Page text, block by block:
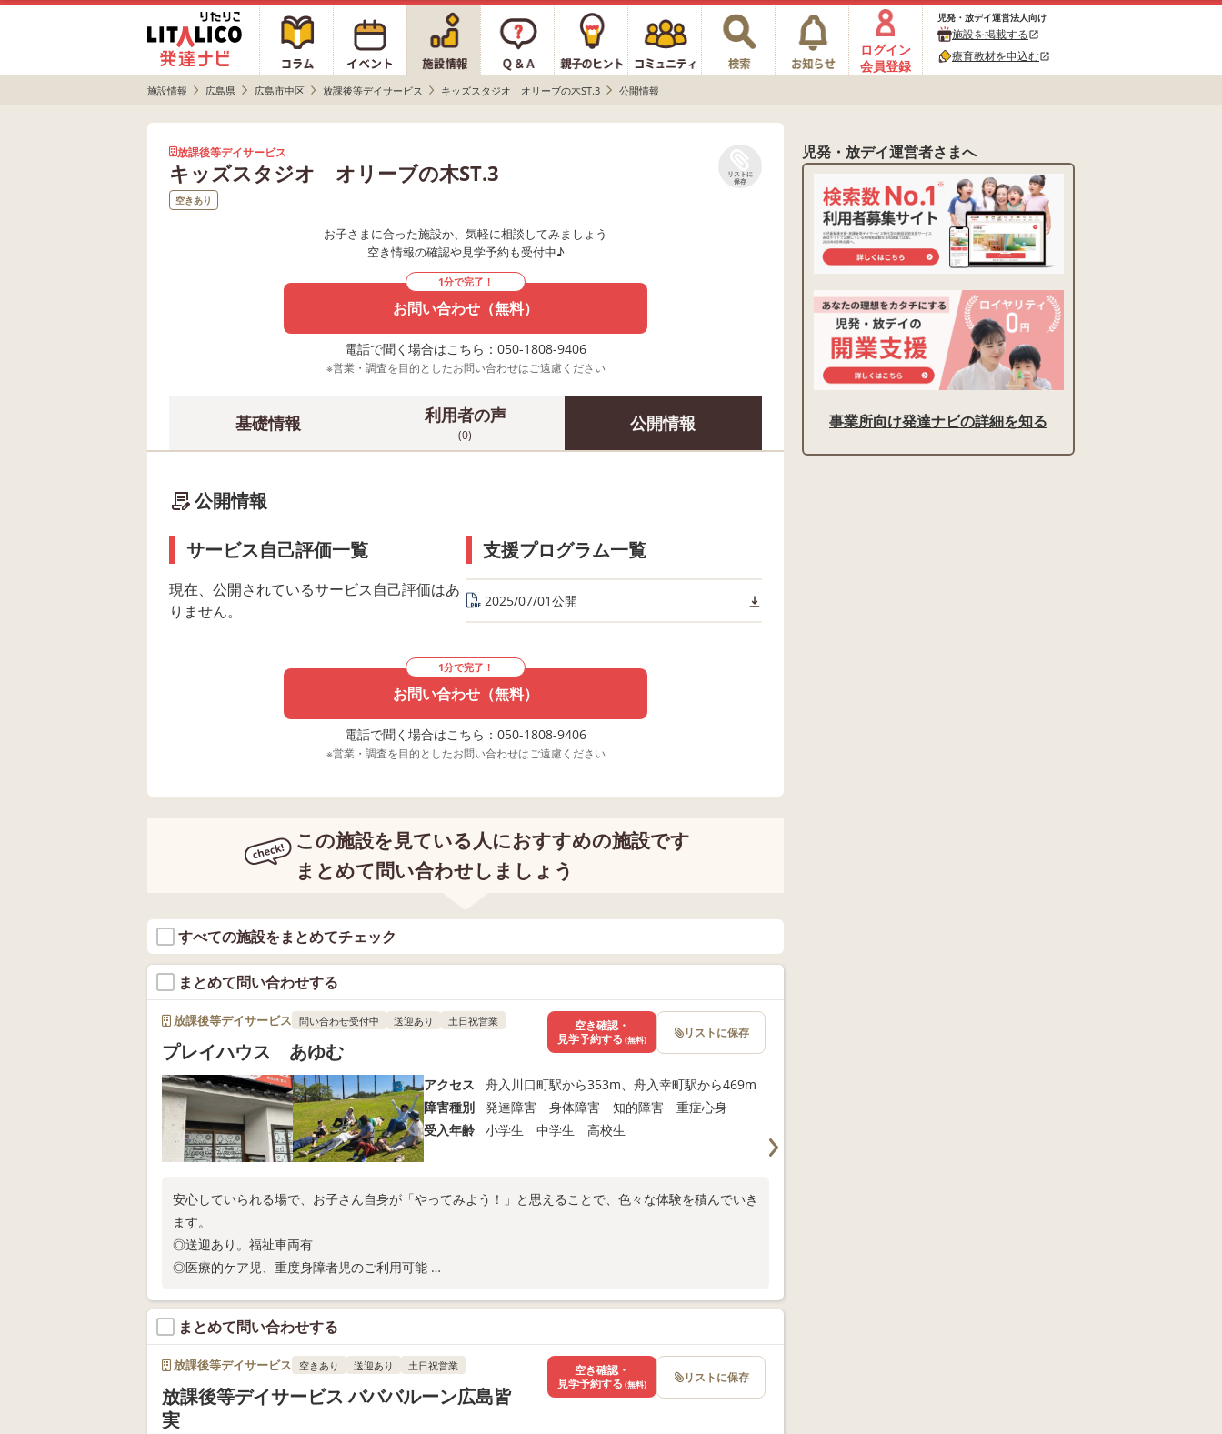
ログイン
会員登録
児発・放デイ運営法人向け
施設を掲載するopen_in_new
療育教材を申込むopen_in_new
施設情報 広島県 広島市中区 放課後等デイサービス キッズスタジオ オリーブの木ST.3 公開情報
放課後等デイサービス
キッズスタジオ オリーブの木ST.3
リストに
保存
空きあり
お子さまに合った施設か、気軽に相談してみましょう
空き情報の確認や見学予約も受付中♪
1分で完了！
お問い合わせ（無料）
電話で聞く場合はこちら：050-1808-9406
※営業・調査を目的としたお問い合わせはご遠慮ください
基礎情報 利用者の声
(0)
公開情報
公開情報
サービス自己評価一覧
現在、公開されているサービス自己評価はあ
りません。
支援プログラム一覧
2025/07/01公開
1分で完了！
お問い合わせ（無料）
電話で聞く場合はこちら：050-1808-9406
※営業・調査を目的としたお問い合わせはご遠慮ください
この施設を見ている人におすすめの施設です
まとめて問い合わせしましょう
すべての施設をまとめてチェック
まとめて問い合わせする
放課後等デイサービス 問い合わせ受付中 送迎あり 土日祝営業
プレイハウス あゆむ
アクセス
舟入川口町駅から353m、舟入幸町駅から469m
障害種別
発達障害 身体障害 知的障害 重症心身
受入年齢
小学生 中学生 高校生
安心していられる場で、お子さん自身が「やってみよう！」と思えることで、色々な体験を積んでいき
ます。
◎送迎あり。福祉車両有
◎医療的ケア児、重度身障者児のご利用可能
◎広い事業所。スペースごとに使い分け。
空き確認・
見学予約する (無料) リストに保存
まとめて問い合わせする
放課後等デイサービス 空きあり 送迎あり 土日祝営業
放課後等デイサービス バババルーン広島皆
実
空き確認・
見学予約する (無料) リストに保存
児発・放デイ運営者さまへ
事業所向け発達ナビの詳細を知る